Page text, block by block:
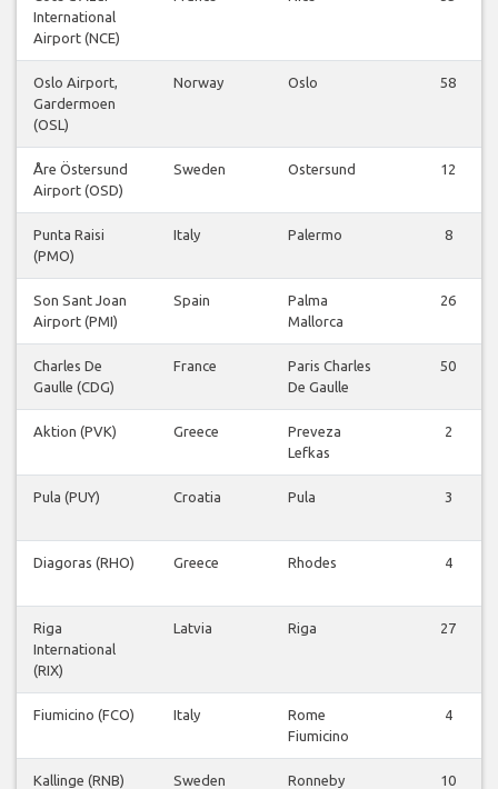
International
Airport (NCE)
Oslo Airport,
Gardermoen
(OSL)
Norway Oslo 58
Åre Östersund
Airport (OSD)
Sweden Ostersund 12
Punta Raisi
(PMO)
Italy Palermo 8
Son Sant Joan
Airport (PMI)
Spain
Palma
Mallorca
26
Charles De
Gaulle (CDG)
France
Paris Charles
De Gaulle
50
Aktion (PVK) Greece
Preveza
Lefkas
2
Pula (PUY) Croatia Pula 3
Diagoras (RHO) Greece Rhodes 4
Riga
International
(RIX)
Latvia Riga 27
Fiumicino (FCO) Italy
Rome
Fiumicino
4
Kallinge (RNB) Sweden Ronneby 10